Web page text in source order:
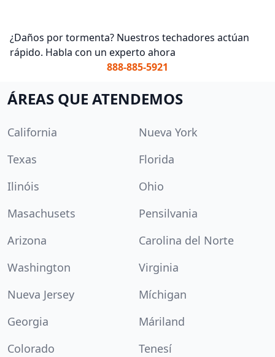
¿Daños por tormenta? Nuestros techadores actúan
rápido. Habla con un experto ahora
888-885-5921
ÁREAS QUE ATENDEMOS
California
Nueva York
Texas
Florida
Ilinóis
Ohio
Masachusets
Pensilvania
Arizona
Carolina del Norte
Washington
Virginia
Nueva Jersey
Míchigan
Georgia
Máriland
Colorado
Tenesí